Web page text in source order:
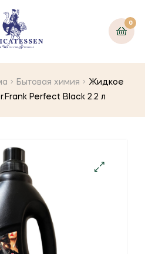
0
Бытовая химия
Жидкое
Perfect Black 2.2 л